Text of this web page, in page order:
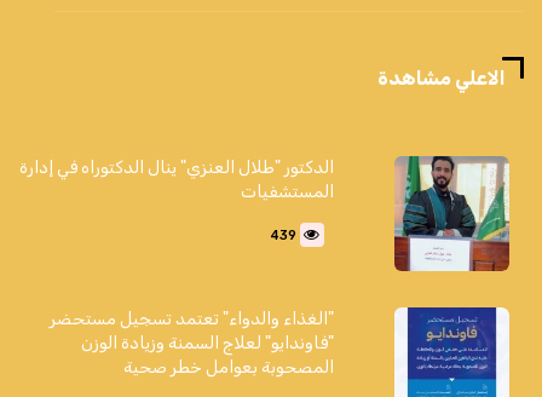
الاعلي مشاهدة
الدكتور "طلال العنزي" ينال الدكتوراه في إدارة
المستشفيات
439
"الغذاء والدواء" تعتمد تسجيل مستحضر
"فاوندايو" لعلاج السمنة وزيادة الوزن
المصحوبة بعوامل خطر صحية